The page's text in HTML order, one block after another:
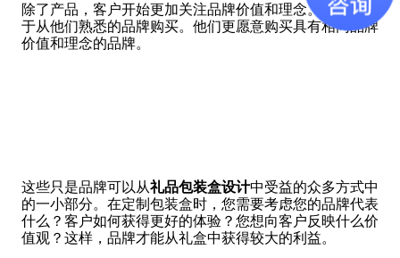
除了产品，客户开始更加关注品牌价值和理念。客户习惯
于从他们熟悉的品牌购买。他们更愿意购买具有相同品牌
价值和理念的品牌。
这些只是品牌可以从礼品包装盒设计中受益的众多方式中
的一小部分。在定制包装盒时，您需要考虑您的品牌代表
什么？客户如何获得更好的体验？您想向客户反映什么价
值观？这样，品牌才能从礼盒中获得较大的利益。